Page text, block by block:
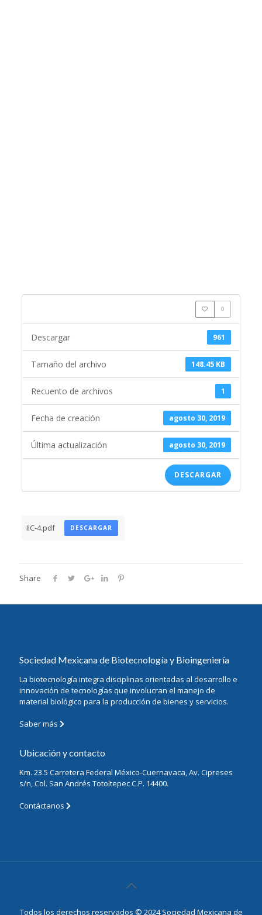
0
961
Descargar
148.45 KB
Tamaño del archivo
1
Recuento de archivos
agosto 30, 2019
Fecha de creación
agosto 30, 2019
Última actualización
DESCARGAR
IIC-4.pdf DESCARGAR
Share
Sociedad Mexicana de Biotecnología y Bioingeniería
La biotecnología integra disciplinas orientadas al desarrollo e
innovación de tecnologías que involucran el manejo de
material biológico para la producción de bienes y servicios.
Saber más
Ubicación y contacto
Km. 23.5 Carretera Federal México-Cuernavaca, Av. Cipreses
s/n, Col. San Andrés Totoltepec C.P. 14400.
Contáctanos
Todos los derechos reservados © 2024 Sociedad Mexicana de